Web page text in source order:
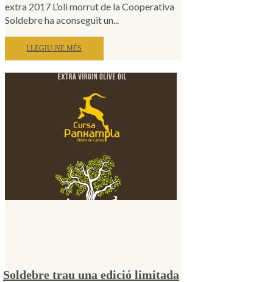
extra 2017 L’oli morrut de la Cooperativa
Soldebre ha aconseguit un...
LLEGIU-NE MÉS
Soldebre trau una edició limitada